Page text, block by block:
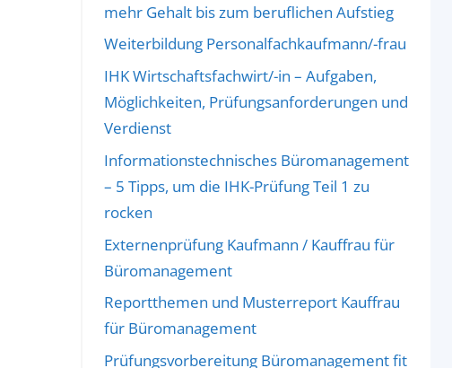
mehr Gehalt bis zum beruflichen Aufstieg
Weiterbildung Personalfachkaufmann/-frau
IHK Wirtschaftsfachwirt/-in – Aufgaben,
Möglichkeiten, Prüfungsanforderungen und
Verdienst
Informationstechnisches Büromanagement
– 5 Tipps, um die IHK-Prüfung Teil 1 zu
rocken
Externenprüfung Kaufmann / Kauffrau für
Büromanagement
Reportthemen und Musterreport Kauffrau
für Büromanagement
Prüfungsvorbereitung Büromanagement fit